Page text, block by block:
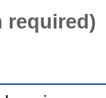
required)